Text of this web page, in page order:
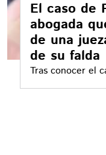
El caso de
abogada
de una
de su falda
Tras conocer el
Sheinbaum pide